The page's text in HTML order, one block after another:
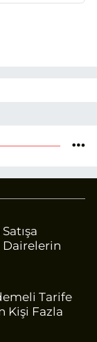
Dairelerin
Tarife
Kişi Fazla